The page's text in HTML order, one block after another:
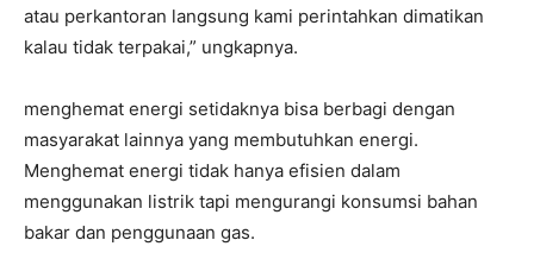
atau perkantoran langsung kami perintahkan dimatikan
kalau tidak terpakai,” ungkapnya.
menghemat energi setidaknya bisa berbagi dengan
masyarakat lainnya yang membutuhkan energi.
Menghemat energi tidak hanya efisien dalam
menggunakan listrik tapi mengurangi konsumsi bahan
bakar dan penggunaan gas.